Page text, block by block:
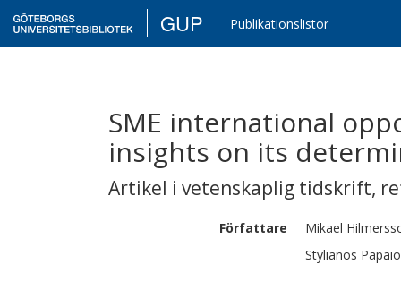
GUP Publikationslistor
SME international
insights on its
Artikel i vetenskaplig tidskrift,
Författare Mikael
Stylianos